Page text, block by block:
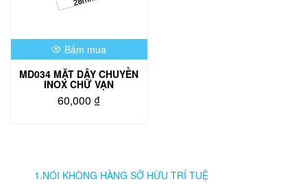
Bấm mua
MD034 MẶT DÂY CHUYỀN
INOX CHỮ VẠN
60,000 ₫
1.NÓI KHÔNG HÀNG SỠ HỮU TRÍ TUỆ